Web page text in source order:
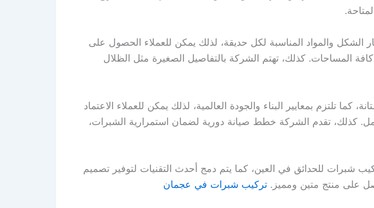
والمواد المناسبة لكل حديقة، لذلك يمكن للعملاء الحصول على
المساحات. كذلك، تهتم الشركة بالتفاصيل الصغيرة مثل الظلال
بمعايير البناء والجودة العالمية، لذلك يمكن للعملاء الاعتماد
كذلك، تقدم الشركة خطط صيانة دورية لضمان استمرارية الشبرات،
شبرات للحدائق في العين، كما يتم دمج أحدث التقنيات لتوفير تصميم
على منتج متين ومميز. تركيب شبرات في عجمان